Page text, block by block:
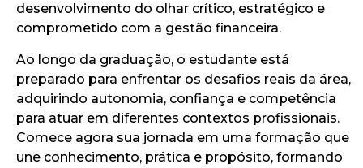
desenvolvimento do olhar crítico, estratégico e
comprometido com a gestão financeira.
Ao longo da graduação, o estudante está
preparado para enfrentar os desafios reais da área,
adquirindo autonomia, confiança e competência
para atuar em diferentes contextos profissionais.
Comece agora sua jornada em uma formação que
une conhecimento, prática e propósito, formando